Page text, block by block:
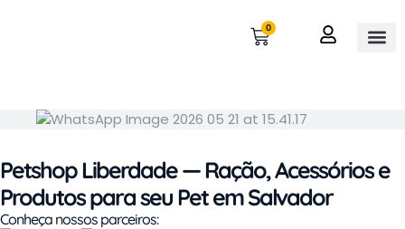
0
Petshop Liberdade — Ração, Acessórios e
Produtos para seu Pet em Salvador
Conheça nossos parceiros: